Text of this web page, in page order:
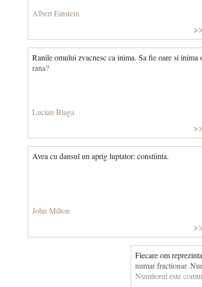
Albert Einstein
Ranile omului zvacnesc ca inima. Sa fie oare si inima
rana?
Lucian Blaga
Avea cu dansul un aprig luptator: constiinta.
John Milton
Fiecare om
numar fractionar.
Numitorul este